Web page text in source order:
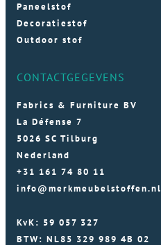
Paneelstof
Decoratiestof
Outdoor stof
CONTACTGEGEVENS
Fabrics & Furniture BV
La Défense 7
5026 SC Tilburg
Nederland
+31 161 74 80 11
info@merkmeubelstoffen.nl
KvK: 59 057 327
BTW: NL85 329 989 4B 02